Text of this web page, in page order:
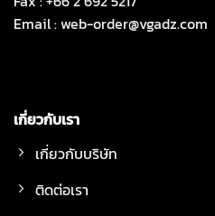
Email :web-order@vgadz.com
เกี่ยวกับเรา
เกี่ยวกับบริษัท
ติดต่อเรา